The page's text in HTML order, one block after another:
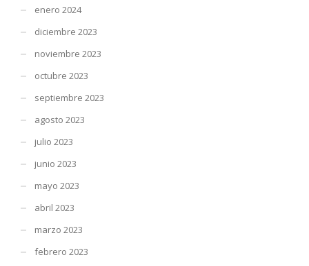
enero 2024
diciembre 2023
noviembre 2023
octubre 2023
septiembre 2023
agosto 2023
julio 2023
junio 2023
mayo 2023
abril 2023
marzo 2023
febrero 2023